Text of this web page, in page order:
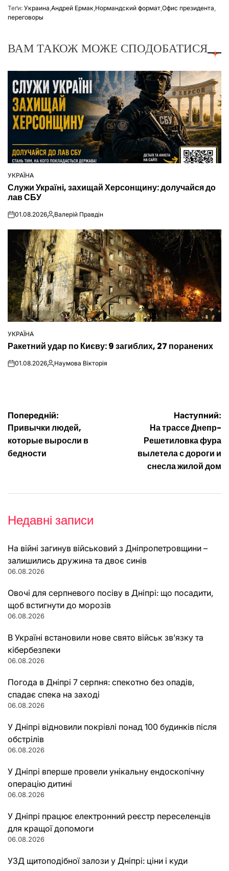
Теґи: Украина,Андрей Ермак,Нормандский формат,Офис президента,
переговоры
ВАМ ТАКОЖ МОЖЕ СПОДОБАТИСЯ
ОПУБЛІКУВАТИ
У
УКРАЇНА
Служи Україні, захищай Херсонщину: долучайся до
лав СБУ
on01.08.2026Опубліковано
Валерій Правдін
ОПУБЛІКУВАТИ
У
УКРАЇНА
Ракетний удар по Києву: 9 загиблих, 27 поранених
on01.08.2026Опубліковано
Наумова Вікторія
Навігація
записів
Попередній:
Привычки людей,
которые выросли в
бедности
Наступний:
На трассе Днепр-
Решетиловка фура
вылетела с дороги и
снесла жилой дом
Недавні записи
На війні загинув військовий з Дніпропетровщини –
залишились дружина та двоє синів
06.08.2026
Овочі для серпневого посіву в Дніпрі: що посадити,
щоб встигнути до морозів
06.08.2026
В Україні встановили нове свято військ зв’язку та
кібербезпеки
06.08.2026
Погода в Дніпрі 7 серпня: спекотно без опадів,
спадає спека на заході
06.08.2026
У Дніпрі відновили покрівлі понад 100 будинків після
обстрілів
06.08.2026
У Дніпрі вперше провели унікальну ендоскопічну
операцію дитині
06.08.2026
У Дніпрі працює електронний реєстр переселенців
для кращої допомоги
06.08.2026
УЗД щитоподібної залози у Дніпрі: ціни і куди